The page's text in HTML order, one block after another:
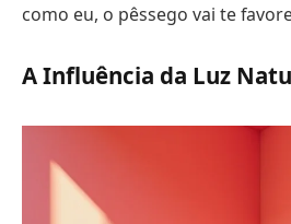
como eu, o pêssego vai te
A Influência da Luz